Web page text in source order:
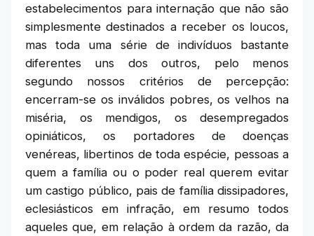
estabelecimentos para internação que não são
simplesmente destinados a receber os loucos,
mas toda uma série de indivíduos bastante
diferentes uns dos outros, pelo menos
segundo nossos critérios de percepção:
encerram-se os inválidos pobres, os velhos na
miséria, os mendigos, os desempregados
opiniáticos, os portadores de doenças
venéreas, libertinos de toda espécie, pessoas a
quem a família ou o poder real querem evitar
um castigo público, pais de família dissipadores,
eclesiásticos em infração, em resumo todos
aqueles que, em relação à ordem da razão, da